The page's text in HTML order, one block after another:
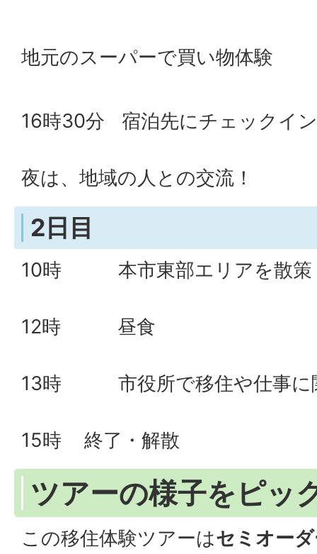
地元のスーパーで買い物体験
16時30分 宿泊先にチェックイン
夜は、地域の人との交流！
2日目
10時 本市東部エリアを散策
12時 昼食
13時 市役所で移住や仕事に
15時 終了・解散
ツアーの様子をピッ
この移住体験ツアーはセミオー